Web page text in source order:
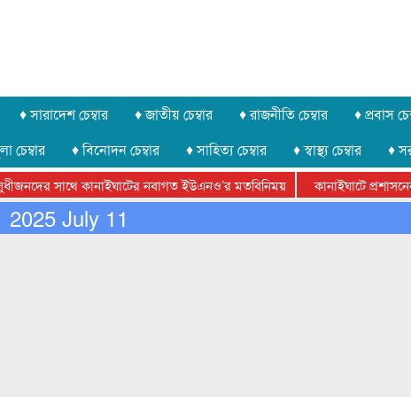
♦ সারাদেশ চেম্বার ♦ জাতীয় চেম্বার ♦ রাজনীতি চেম্বার ♦ প্রবাস
চেম্বার ♦ বিনোদন চেম্বার ♦ সাহিত্য চেম্বার ♦ স্বাস্থ্য চেম্বার ♦
সাথে কানাইঘাটের নবাগত ইউএনও’র মতবিনিময় কানাইঘাটে প্রশাসনের
বিভাগীয় অভিনয় কর্মশালা সম্পন্ন
2025 July 11